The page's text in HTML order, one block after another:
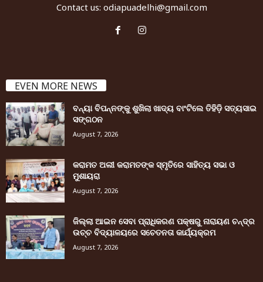
Contact us: odiapuadelhi@gmail.com
EVEN MORE NEWS
ବନ୍ୟା ବିପନ୍ନଙ୍କୁ ଶୁଖିଲା ଖାଦ୍ୟ ବାଂଟିଲେ ତିହିଡି଼ ସତ୍ୟସାଇ
ସଙ୍ଗଠନ
August 7, 2026
କରାମତ ଅଲୀ କରାମତଙ୍କ ସ୍ମୃତିରେ ସାହିତ୍ୟ ସଭା ଓ
ମୁଶାୟରା
August 7, 2026
ଜିଲ୍ଲା ଆଇନ ସେବା ପ୍ରାଧିକରଣ ପକ୍ଷରୁ ନାରାୟଣ ଚନ୍ଦ୍ର
ଉଚ୍ଚ ବିଦ୍ୟାଳୟରେ ସଚେତନତା କାର୍ଯ୍ୟକ୍ରମ
August 7, 2026